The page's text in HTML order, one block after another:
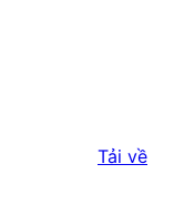
Tải về